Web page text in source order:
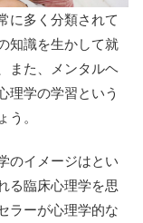
に多く分類されて
知識を生かして就
また、メンタルヘ
理学の学習という
う。
のイメージはとい
る臨床心理学を思
ラーが心理学的な